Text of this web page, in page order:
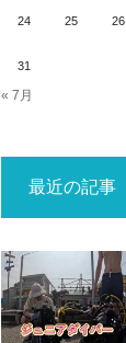
24 25 26
31
« 7月
最近の記事